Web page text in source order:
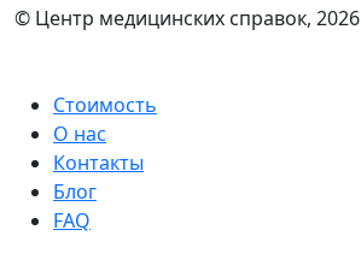
© Центр медицинских справок, 2026
Стоимость
О нас
Контакты
Блог
FAQ